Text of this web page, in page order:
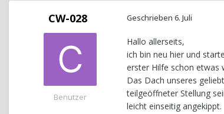
CW-028
Benutzer
Geschrieben 6. Juli
Hallo allerseits,
ich bin neu hier und
erster Hilfe schon etwas
Das Dach unseres
teilgeöffneter Stellung
leicht einseitig angekippt.